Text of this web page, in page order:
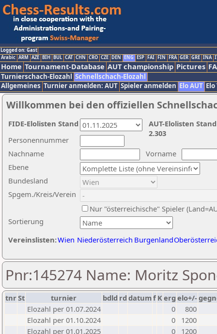
Logged on: Gast
Arabic ARM AZE BIH BUL CAT CHN CRO CZE DEN ENG ESP FAI FIN FRA GER GRE INA
Home Tournament-Database AUT championship Pictures
Turnierschach-Elozahl Schnellschach-Elozahl
Allgemeines Turnier anmelden: AUT Spieler anmelden Elo AUT
Willkommen bei den offiziellen
Nachname
Vorname
Ebene
Sortierung
Personennummer
Bundesland
Spgem./Kreis/Verein
Nur "österreichische" Spieler
Vereinslisten:Wien Niederösterreich Burgenland
AUT-Elolisten
2.303
FIDE-Elolisten Stand
Pnr:145274 Name: Moritz
tnrSt turnier bdld rd datumf Kerg elo+/-
Elozahl per 01.07.2024
0
800
Elozahl per 01.10.2024
0
1200
Elozahl per 01.01.2025
0
1200